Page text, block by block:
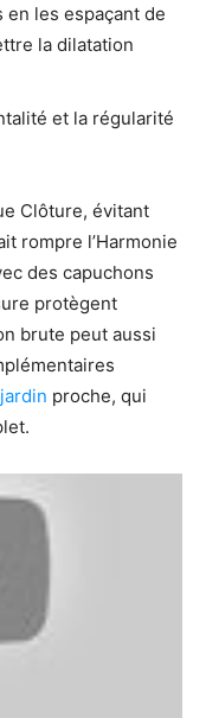
les espaçant de
la dilatation
et la régularité
Clôture, évitant
rompre l’Harmonie
des capuchons
protègent
brute peut aussi
proche, qui